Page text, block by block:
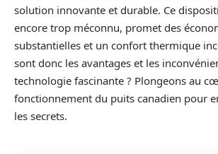
solution innovante et durable. Ce
encore trop méconnu, promet des
substantielles et un confort thermique
sont donc les avantages et les
technologie fascinante ? Plongeons au
fonctionnement du puits canadien pour
les secrets.